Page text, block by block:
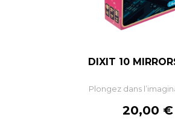
DIXIT 10
Plongez dans
Prix
20,00 €